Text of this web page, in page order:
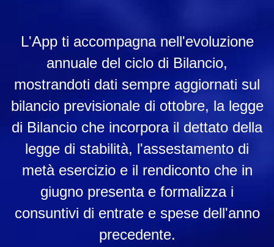
L'App ti accompagna nell'evoluzione
annuale del ciclo di Bilancio,
mostrandoti dati sempre aggiornati sul
bilancio previsionale di ottobre, la legge
di Bilancio che incorpora il dettato della
legge di stabilità, l'assestamento di
metà esercizio e il rendiconto che in
giugno presenta e formalizza i
consuntivi di entrate e spese dell'anno
precedente.